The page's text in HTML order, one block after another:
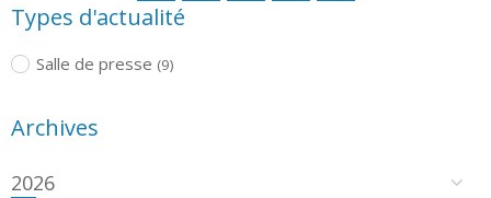
Types d'actualité
Salle de presse (9)
Archives
2026